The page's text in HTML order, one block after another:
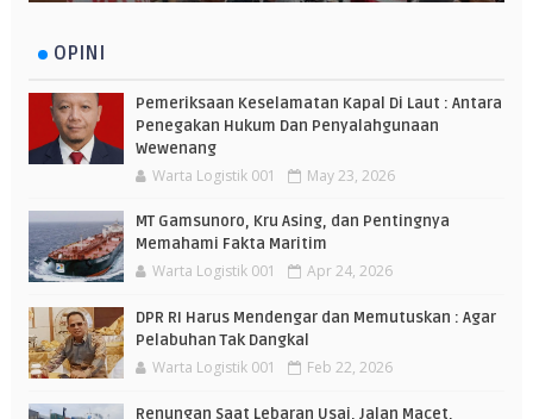
OPINI
Pemeriksaan Keselamatan Kapal Di Laut : Antara
Penegakan Hukum Dan Penyalahgunaan
Wewenang
Warta Logistik 001 May 23, 2026
MT Gamsunoro, Kru Asing, dan Pentingnya
Memahami Fakta Maritim
Warta Logistik 001 Apr 24, 2026
DPR RI Harus Mendengar dan Memutuskan : Agar
Pelabuhan Tak Dangkal
Warta Logistik 001 Feb 22, 2026
Renungan Saat Lebaran Usai, Jalan Macet,